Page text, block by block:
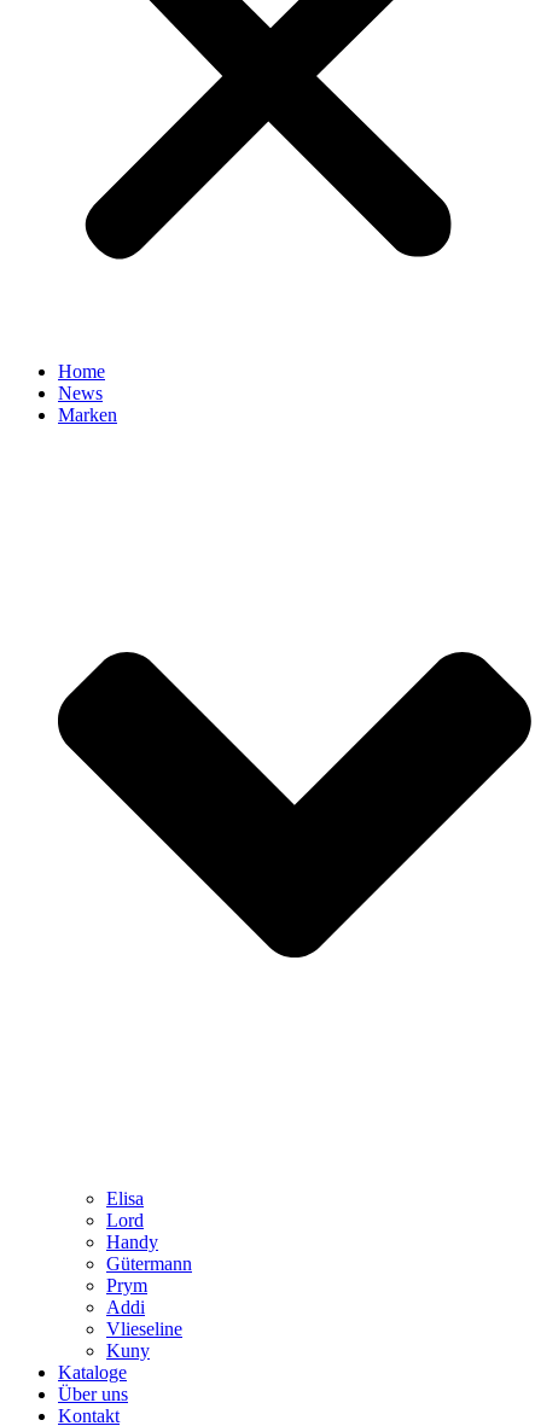
Home
News
Marken
Elisa
Lord
Handy
Gütermann
Prym
Addi
Vlieseline
Kuny
Kataloge
Über uns
Kontakt